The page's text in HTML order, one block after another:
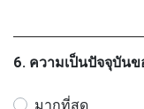
6. ความเป็นปัจจุบัน
มากที่สุด